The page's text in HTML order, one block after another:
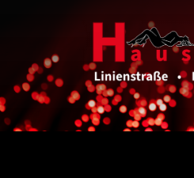
Home